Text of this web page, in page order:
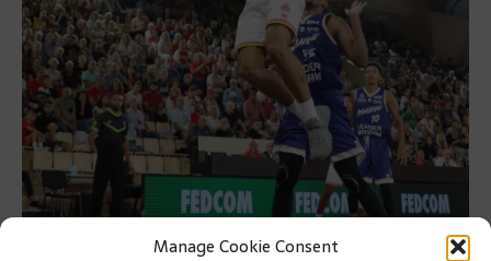
Manage Cookie Consent